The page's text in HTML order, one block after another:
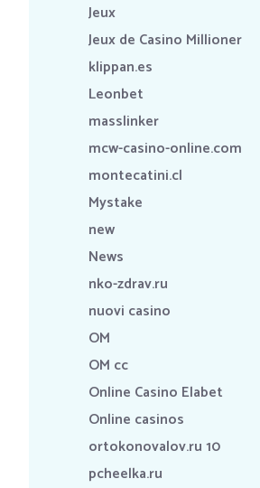
Jeux
Jeux de Casino Millioner
klippan.es
Leonbet
masslinker
mcw-casino-online.com
montecatini.cl
Mystake
new
News
nko-zdrav.ru
nuovi casino
OM
OM cc
Online Casino Elabet
Online casinos
ortokonovalov.ru 10
pcheelka.ru